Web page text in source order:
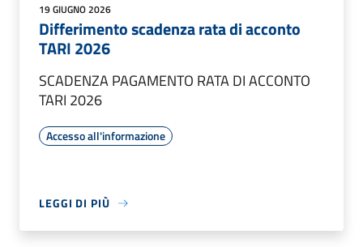
19 GIUGNO 2026
Differimento scadenza rata di acconto
TARI 2026
SCADENZA PAGAMENTO RATA DI ACCONTO
TARI 2026
Accesso all'informazione
LEGGI DI PIÙ